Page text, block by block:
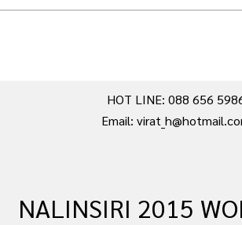
HOT LINE: 088 656
Email:
NALINSIRI 2015